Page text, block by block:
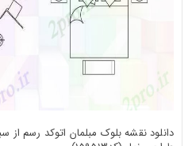
دانلود نقشه بلوک مبلمان اتوکد رسم